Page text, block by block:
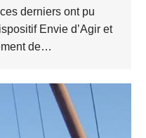
derniers ont pu
Envie d’Agir et
de…